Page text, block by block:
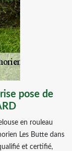
pose de
en rouleau
Les Butte dans
et certifié,